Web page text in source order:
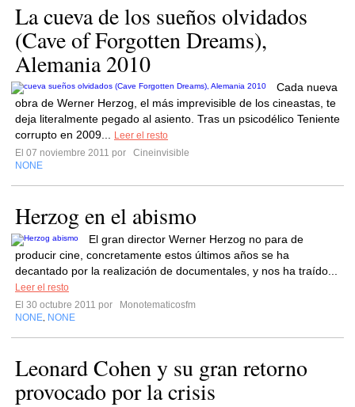
La cueva de los sueños olvidados
(Cave of Forgotten Dreams),
Alemania 2010
Cada nueva
obra de Werner Herzog, el más imprevisible de los cineastas, te
deja literalmente pegado al asiento. Tras un psicodélico Teniente
corrupto en 2009...
Leer el resto
El 07 noviembre 2011 por
Cineinvisible
NONE
Herzog en el abismo
El gran director Werner Herzog no para de
producir cine, concretamente estos últimos años se ha
decantado por la realización de documentales, y nos ha traído...
Leer el resto
El 30 octubre 2011 por
Monotematicosfm
NONE NONE
Leonard Cohen y su gran retorno
provocado por la crisis